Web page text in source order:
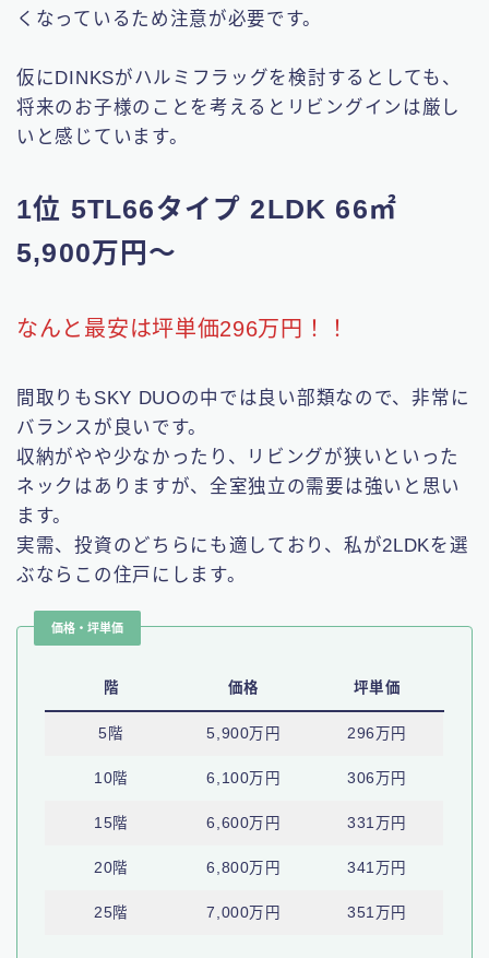
くなっているため注意が必要です。
仮にDINKSがハルミフラッグを検討するとしても、
将来のお子様のことを考えるとリビングインは厳し
いと感じています。
1位 5TL66タイプ 2LDK 66㎡
5,900万円〜
なんと最安は坪単価296万円！！
間取りもSKY DUOの中では良い部類なので、非常に
バランスが良いです。
収納がやや少なかったり、リビングが狭いといった
ネックはありますが、全室独立の需要は強いと思い
ます。
実需、投資のどちらにも適しており、私が2LDKを選
ぶならこの住戸にします。
価格・坪単価
階 価格 坪単価
5階 5,900万円 296万円
10階 6,100万円 306万円
15階 6,600万円 331万円
20階 6,800万円 341万円
25階 7,000万円 351万円